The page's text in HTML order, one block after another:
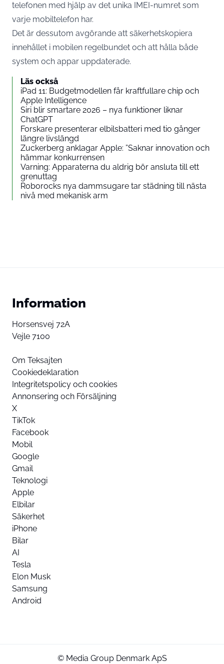
telefonen med hjälp av det unika IMEI-numret som
varje mobiltelefon har.
Det är dessutom avgörande att säkerhetskopiera
innehållet i mobilen regelbundet och att hålla både
system och appar uppdaterade.
Läs också
iPad 11: Budgetmodellen får kraftfullare chip och
Apple Intelligence
Siri blir smartare 2026 – nya funktioner liknar
ChatGPT
Forskare presenterar elbilsbatteri med tio gånger
längre livslängd
Zuckerberg anklagar Apple: ”Saknar innovation och
hämmar konkurrensen
Varning: Apparaterna du aldrig bör ansluta till ett
grenuttag
Roborocks nya dammsugare tar städning till nästa
nivå med mekanisk arm
Information
Horsensvej 72A
Vejle 7100
Om Teksajten
Cookiedeklaration
Integritetspolicy och cookies
Annonsering och Försäljning
X
TikTok
Facebook
Mobil
Google
Gmail
Teknologi
Apple
Elbilar
Säkerhet
iPhone
Bilar
AI
Tesla
Elon Musk
Samsung
Android
© Media Group Denmark ApS